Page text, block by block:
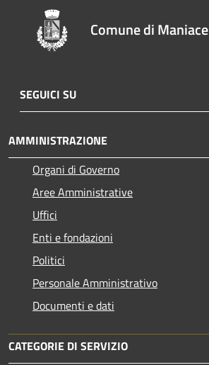
Comune di Maniace
SEGUICI SU
AMMINISTRAZIONE
Organi di Governo
Aree Amministrative
Uffici
Enti e fondazioni
Politici
Personale Amministrativo
Documenti e dati
CATEGORIE DI SERVIZIO